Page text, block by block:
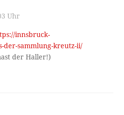
Uhr
innsbruck-
sammlung-kreutz-ii/
der Haller!)